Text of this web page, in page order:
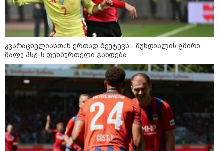
ოკუპირებულ აფხაზეთში საწვავის
დეფიციტია, კილომეტრიანი რიგები და
შეზღუდვა საწვავის ჩასხმაზე - რა
ინფორმაციას აქვეყნებს "დემოკრატიის
კვლევის ინსტიტუტი“
14:23 / 05-08-2026
ევროპელმა და რუსმა ყოფილმა
მაღალჩინოსნებმა უკრაინაში
ომთან დაკავშირებით
მოლაპარაკებები გამართეს - რა
არის ცნობილი შეხვედრაზე
კვარაცხელიასთან ერთად შეუტევს - მუნდიალის გმირი
მალე პსჟ-ს ფეხბურთელი გახდება